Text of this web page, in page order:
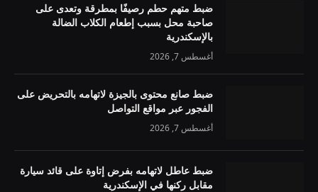
ضبط متهم حطم رصيفًا بمطرقة وتعدى على
صاحبة محل بسبب إطعام الكلاب الضالة
بالإسكندرية
أغسطس 7, 2026
ضبط صانع محتوى بالجيزة لاتهامه بالتحريض على
الفجور عبر مواقع التواصل
أغسطس 7, 2026
ضبط عاطل لاتهامه بفرض إتاوة على قائد سيارة
مقابل ركنها في الإسكندرية